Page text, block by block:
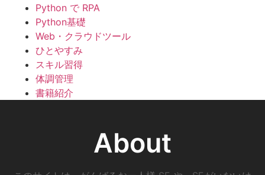
Python で RPA
Python基礎
Web・クラウドツール
ひとやすみ
スキル習得
体調管理
書籍紹介
About